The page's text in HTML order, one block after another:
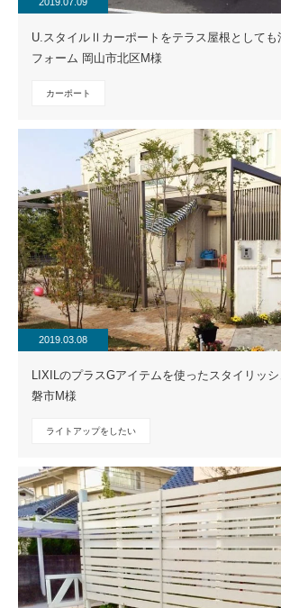
U.スタイルⅡカーポートをテラス屋根としても
フォーム 岡山市北区M様
カーポート
2019.03.08
LIXILのプラスGアイテムを使ったスタイリッ
磐市M様
ライトアップをしたい